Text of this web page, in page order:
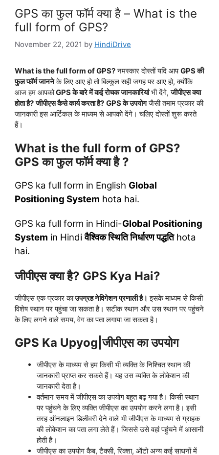
GPS का फुल फॉर्म क्या है – What is the
full form of GPS?
November 22, 2021 by HindiDrive
What is the full form of GPS?नमस्कार दोस्तों यदि आपGPSकी
फुल फॉर्म जाननेके लिए आए हो तो बिल्कुल सही जगह पर आए हो, क्योंकि
आज हम आपकोGPS के बारे में कई रोचक जानकारियांभी देंगे,जीपीएस क्या
होता है? जीपीएस कैसे कार्य करता है? GPS के उपयोगजैसी तमाम प्रकार की
जानकारी इस आर्टिकल के माध्यम से आपको देंगे। चलिए दोस्तों शुरू करते
हैं।
What is the full form of GPS?
GPS का फुल फॉर्म क्या है ?
GPS ka full form in English Global
Positioning System hota hai.
GPS ka full form in Hindi-Global Positioning
System in Hindiवैश्विक स्थिति निर्धारण पद्धतिhota
hai.
जीपीएस क्या है? GPS Kya Hai?
जीपीएस एक प्रकार काउपग्रह नेविगेशन प्रणाली है। इसके माध्यम से किसी
विशेष स्थान पर पहुंचा जा सकता है। सटीक स्थान और उस स्थान पर पहुंचने
के लिए लगने वाले समय, वेग का पता लगाया जा सकता है।
GPS Ka Upyog|जीपीएस का उपयोग
जीपीएस के माध्यम से हम किसी भी व्यक्ति के निश्चित स्थान की
जानकारी प्राप्त कर सकते हैं। यह उस व्यक्ति के लोकेशन की
जानकारी देता है।
वर्तमान समय में जीपीएस का उपयोग बहुत बढ़ गया है। किसी स्थान
पर पहुंचने के लिए व्यक्ति जीपीएस का उपयोग करने लगा है। इसी
तरह ऑनलाइन डिलीवरी देने वाले भी जीपीएस के माध्यम से ग्राहक
की लोकेशन का पता लगा लेते हैं। जिससे उसे वहां पहुंचने में आसानी
होती है।
जीपीएस का उपयोग कैब, टैक्सी, रिक्शा, ऑटो अन्य कई साधनों में